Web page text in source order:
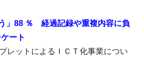
」88 ％ 経過記録や重複内容に負
ート
レットによるＩＣＴ化事業につい